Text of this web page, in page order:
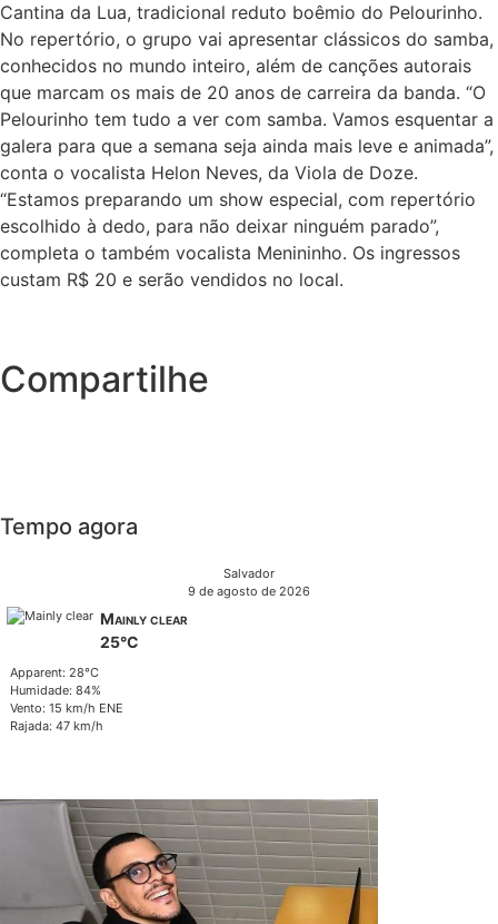
Cantina da Lua, tradicional reduto boêmio do Pelourinho.
No repertório, o grupo vai apresentar clássicos do samba,
conhecidos no mundo inteiro, além de canções autorais
que marcam os mais de 20 anos de carreira da banda. “O
Pelourinho tem tudo a ver com samba. Vamos esquentar a
galera para que a semana seja ainda mais leve e animada”,
conta o vocalista Helon Neves, da Viola de Doze.
“Estamos preparando um show especial, com repertório
escolhido à dedo, para não deixar ninguém parado”,
completa o também vocalista Menininho. Os ingressos
custam R$ 20 e serão vendidos no local.
Compartilhe
Tempo agora
Salvador
9 de agosto de 2026
Mainly clear
25°C
Apparent: 28°C
Humidade: 84%
Vento: 15 km/h ENE
Rajada: 47 km/h